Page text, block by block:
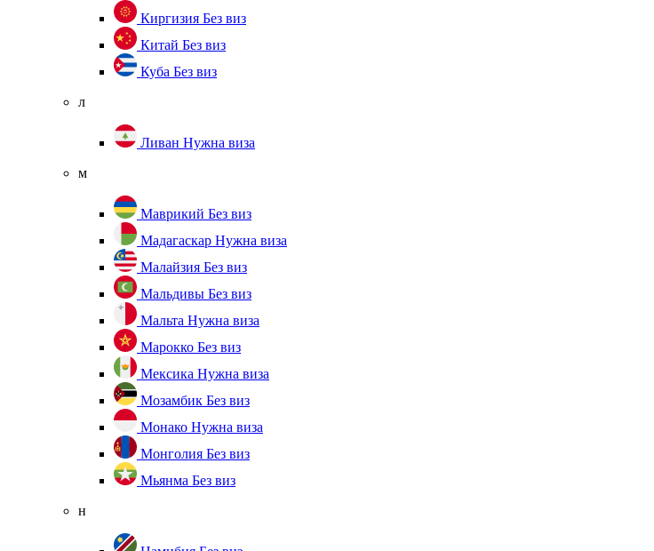
Киргизия Без виз
Китай Без виз
Куба Без виз
л
Ливан Нужна виза
м
Маврикий Без виз
Мадагаскар Нужна виза
Малайзия Без виз
Мальдивы Без виз
Мальта Нужна виза
Марокко Без виз
Мексика Нужна виза
Мозамбик Без виз
Монако Нужна виза
Монголия Без виз
Мьянма Без виз
н